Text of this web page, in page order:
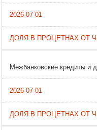
Межбанковские кредиты и